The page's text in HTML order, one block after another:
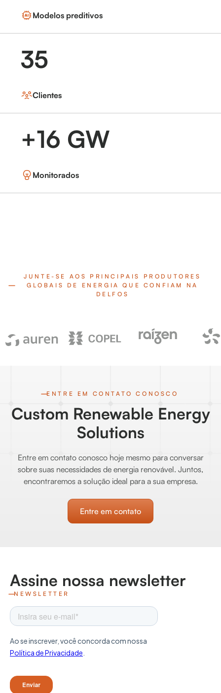
Modelos preditivos
35
Clientes
+16 GW
Monitorados
JUNTE-SE AOS PRINCIPAIS PRODUTORES
GLOBAIS DE ENERGIA QUE CONFIAM NA
DELFOS
ENTRE EM CONTATO CONOSCO
Custom Renewable Energy
Solutions
Entre em contato conosco hoje mesmo para conversar
sobre suas necessidades de energia renovável. Juntos,
encontraremos a solução ideal para a sua empresa.
Entre em contato
Assine nossa newsletter
NEWSLETTER